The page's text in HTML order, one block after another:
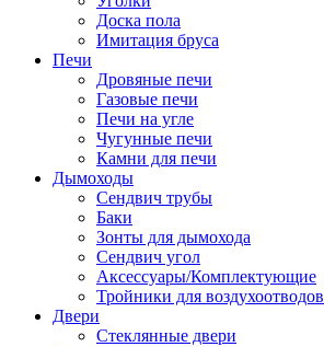
Доска пола
Имитация бруса
Печи
Дровяные печи
Газовые печи
Печи на угле
Чугунные печи
Камни для печи
Дымоходы
Сендвич трубы
Баки
Зонты для дымохода
Сендвич угол
Аксессуары/Комплектующие
Тройники для воздухоотводов
Двери
Стеклянные двери